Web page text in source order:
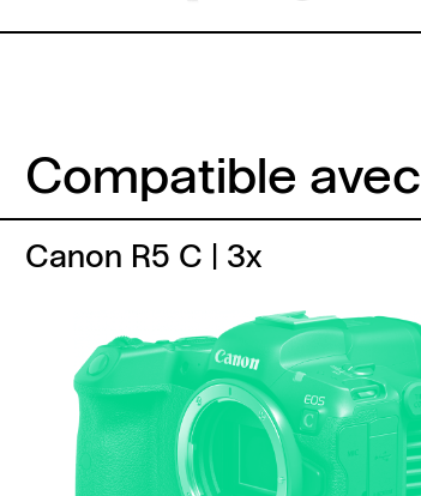
Compatible avec
Canon R5 C | 3x